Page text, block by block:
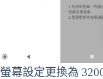
幕設定更換為